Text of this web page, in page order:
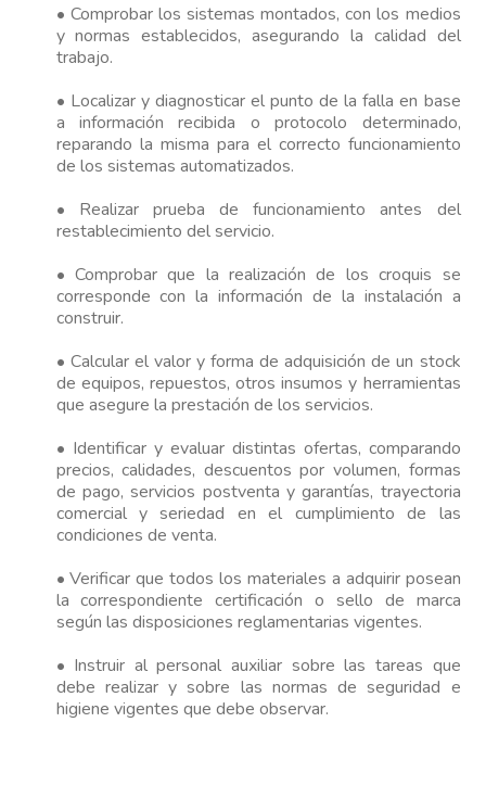
• Comprobar los sistemas montados, con los medios
y normas establecidos, asegurando la calidad del
trabajo.
• Localizar y diagnosticar el punto de la falla en base
a información recibida o protocolo determinado,
reparando la misma para el correcto funcionamiento
de los sistemas automatizados.
• Realizar prueba de funcionamiento antes del
restablecimiento del servicio.
• Comprobar que la realización de los croquis se
corresponde con la información de la instalación a
construir.
• Calcular el valor y forma de adquisición de un stock
de equipos, repuestos, otros insumos y herramientas
que asegure la prestación de los servicios.
• Identificar y evaluar distintas ofertas, comparando
precios, calidades, descuentos por volumen, formas
de pago, servicios postventa y garantías, trayectoria
comercial y seriedad en el cumplimiento de las
condiciones de venta.
• Verificar que todos los materiales a adquirir posean
la correspondiente certificación o sello de marca
según las disposiciones reglamentarias vigentes.
• Instruir al personal auxiliar sobre las tareas que
debe realizar y sobre las normas de seguridad e
higiene vigentes que debe observar.